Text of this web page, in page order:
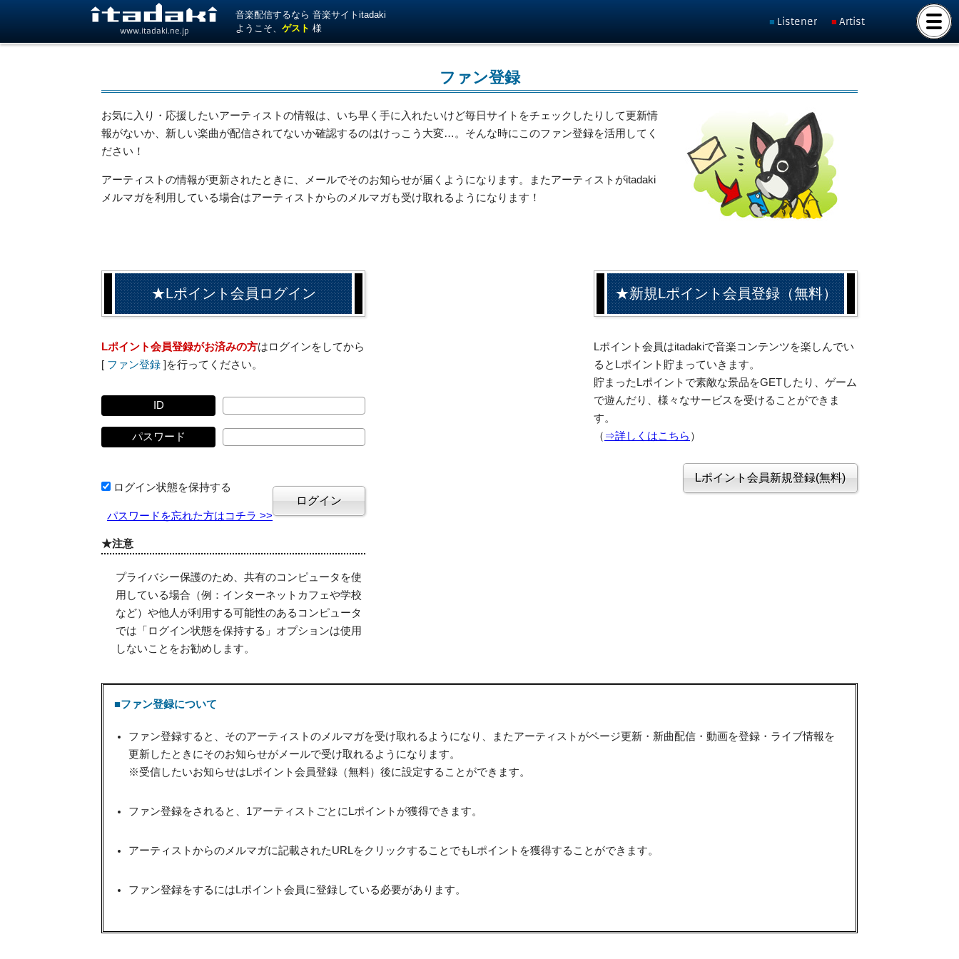
www.itadaki.ne.jp
音楽配信するなら 音楽サイトitadaki
ようこそ、ゲスト 様
Listener Artist
ファン登録
お気に入り・応援したいアーティストの情報は、いち早く手に入れたいけど毎日サイトをチェックしたりして更新情
報がないか、新しい楽曲が配信されてないか確認するのはけっこう大変…。そんな時にこのファン登録を活用してく
ださい！
アーティストの情報が更新されたときに、メールでそのお知らせが届くようになります。またアーティストがitadaki
メルマガを利用している場合はアーティストからのメルマガも受け取れるようになります！
★Lポイント会員ログイン
Lポイント会員登録がお済みの方はログインをしてから
[ ファン登録 ]を行ってください。
ID
パスワード
ログイン状態を保持する
パスワードを忘れた方はコチラ >>
★注意
プライバシー保護のため、共有のコンピュータを使
用している場合（例：インターネットカフェや学校
など）や他人が利用する可能性のあるコンピュータ
では「ログイン状態を保持する」オプションは使用
しないことをお勧めします。
★新規Lポイント会員登録（無料）
Lポイント会員はitadakiで音楽コンテンツを楽しんでい
るとLポイント貯まっていきます。
貯まったLポイントで素敵な景品をGETしたり、ゲーム
で遊んだり、様々なサービスを受けることができま
す。
（ ⇒詳しくはこちら ）
■ファン登録について
ファン登録すると、そのアーティストのメルマガを受け取れるようになり、またアーティストがページ更新・新曲配信・動画を登録・ライブ情報を
更新したときにそのお知らせがメールで受け取れるようになります。
※受信したいお知らせはLポイント会員登録（無料）後に設定することができます。
ファン登録をされると、1アーティストごとにLポイントが獲得できます。
アーティストからのメルマガに記載されたURLをクリックすることでもLポイントを獲得することができます。
ファン登録をするにはLポイント会員に登録している必要があります。